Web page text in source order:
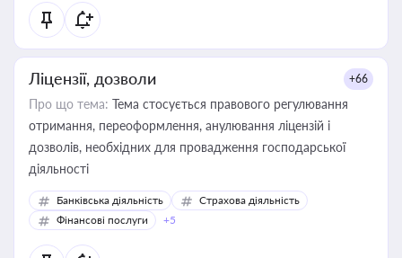
Ліцензії, дозволи +66
Про що тема: Тема стосується правового регулювання
отримання, переоформлення, анулювання ліцензій і
дозволів, необхідних для провадження господарської
діяльності
Банківська діяльність
Страхова діяльність
Фінансові послуги
+5